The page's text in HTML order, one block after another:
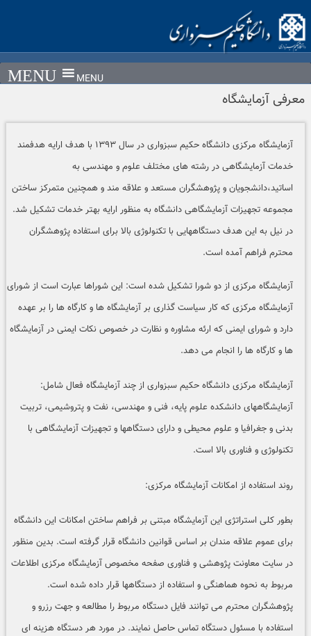
to
content
MENU
معرفی آزمایشگاه
آزمایشگاه مرکزی دانشگاه حکیم سبزواری در سال ۱۳۹۳ با هدف ارایه هدفمند
خدمات آزمایشگاهی در رشته های مختلف علوم و مهندسی به
اساتید،دانشجویان و پژوهشگران مستعد و علاقه مند و همچنین متمرکز ساختن
مجموعه تجهیزات آزمایشگاهی دانشگاه به منظور ارایه بهتر خدمات تشکیل شد.
در نیل به این هدف دستگاههایی با تکنولوژی بالا برای استفاده پژوهشگران
محترم فراهم آمده است.
آزمایشگاه مرکزی از دو شورا تشکیل شده است: این شوراها عبارت است از شورای
آزمایشگاه مرکزی که کار سیاست گذاری بر آزمایشگاه ها و کارگاه ها را بر عهده
دارد و شورای ایمنی که ارئه مشاوره و نظارت در خصوص نکات ایمنی در آزمایشگاه
ها و کارگاه ها را انجام می دهد.
آزمایشگاه مرکزی دانشگاه حکیم سبزواری از چند آزمایشگاه فعال شامل:
آزمایشگاههای دانشکده علوم پایه، فنی و مهندسی، نفت و پتروشیمی، تربیت
بدنی و جغرافیا و علوم محیطی و دارای دستگاهها و تجهیزات آزمایشگاهی با
تکنولوژی و فناوری بالا است.
روند استفاده از امکانات آزمایشگاه مرکزی:
بطور کلی استراتژی این آزمایشگاه مبتنی بر فراهم ساختن امکانات این دانشگاه
برای عموم علاقه مندان بر اساس قوانین دانشگاه قرار گرفته است. بدین منظور
در سایت معاونت پژوهشی و فناوری صفحه مخصوص آزمایشگاه مرکزی اطلاعات
مربوط به نحوه هماهنگی و استفاده از دستگاهها قرار داده شده است.
پژوهشگران محترم می توانند فایل دستگاه مربوط را مطالعه و جهت رزرو و
استفاده با مسئول دستگاه تماس حاصل نمایند. در مورد هر دستگاه هزینه ای